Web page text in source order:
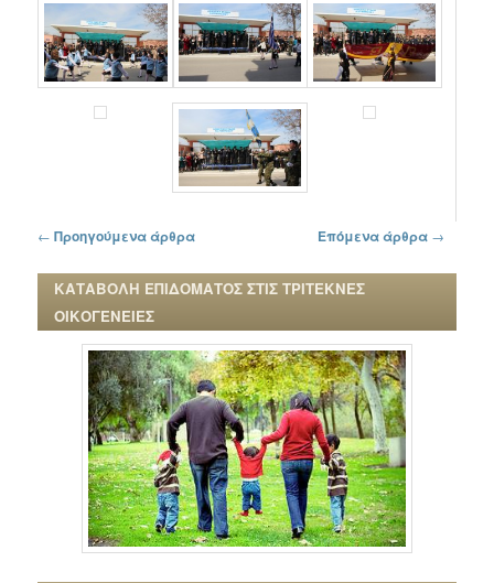
Πλοήγηση στα άρθρα
← Προηγούμενα άρθρα Επόμενα άρθρα →
ΚΑΤΑΒΟΛΗ ΕΠΙΔΟΜΑΤΟΣ ΣΤΙΣ ΤΡΙΤΕΚΝΕΣ
ΟΙΚΟΓΕΝΕΙΕΣ